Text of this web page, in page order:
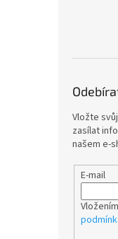
Vložte
zasílat
našem e-
E-mail